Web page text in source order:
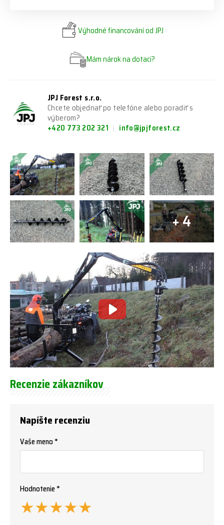
+ 4
Výhodné financování od JPJ
Mám nárok na dotaci?
JPJ Forest s.r.o.
Chcete objednať po telefóne alebo poradiť s
výberom?
+420 773 202 321
info@jpjforest.cz
Recenzie zákazníkov
Napíšte recenziu
Vaše meno *
Hodnotenie *
★
★
★
★
★